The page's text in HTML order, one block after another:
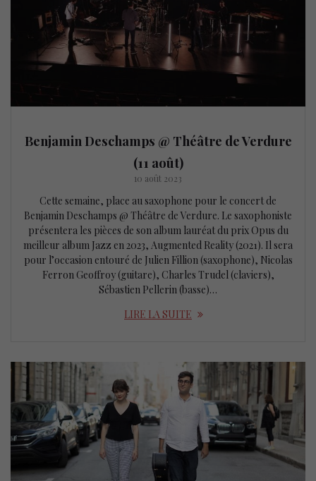
Benjamin Deschamps @ Théâtre de Verdure
(11 août)
10 août 2023
Cette semaine, place au saxophone pour le concert de
Benjamin Deschamps @ Théâtre de Verdure. Le saxophoniste
présentera les pièces de son album lauréat du prix Opus du
meilleur album Jazz en 2023, Augmented Reality (2021). Il sera
pour l’occasion entouré de Julien Fillion (saxophone), Nicolas
Ferron Geoffroy (guitare), Charles Trudel (claviers),
Sébastien Pellerin (basse)…
LIRE LA SUITE